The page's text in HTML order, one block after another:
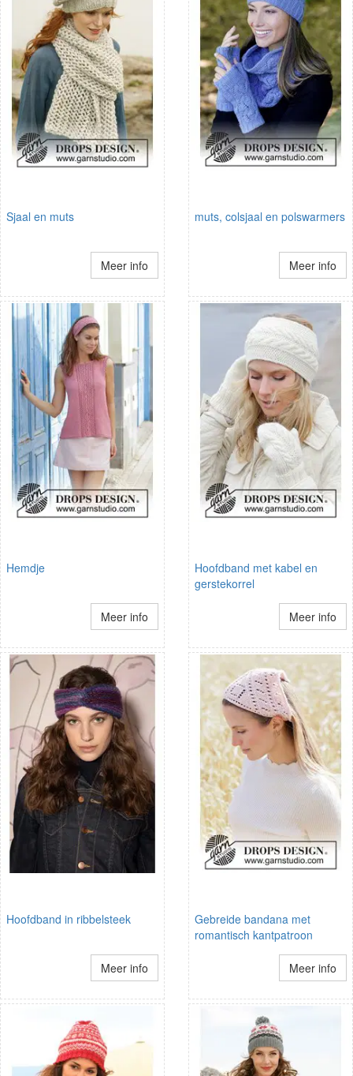
Sjaal en muts
Meer info
muts, colsjaal en polswarmers
Meer info
Hemdje
Meer info
Hoofdband met kabel en
gerstekorrel
Meer info
Hoofdband in ribbelsteek
Meer info
Gebreide bandana met
romantisch kantpatroon
Meer info